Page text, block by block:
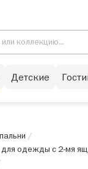
Детские
/
одежды с 2-мя